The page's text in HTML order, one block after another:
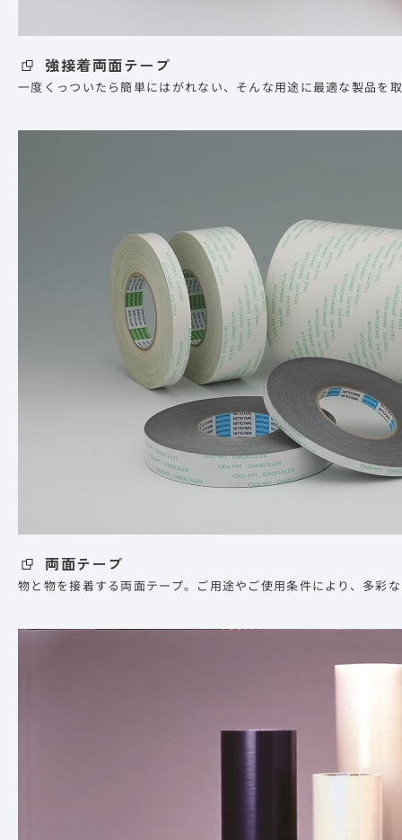
強接着両面テープ
一度くっついたら簡単にはがれない、そんな用途に最適な製品を
両面テープ
物と物を接着する両面テープ。ご用途やご使用条件により、多彩